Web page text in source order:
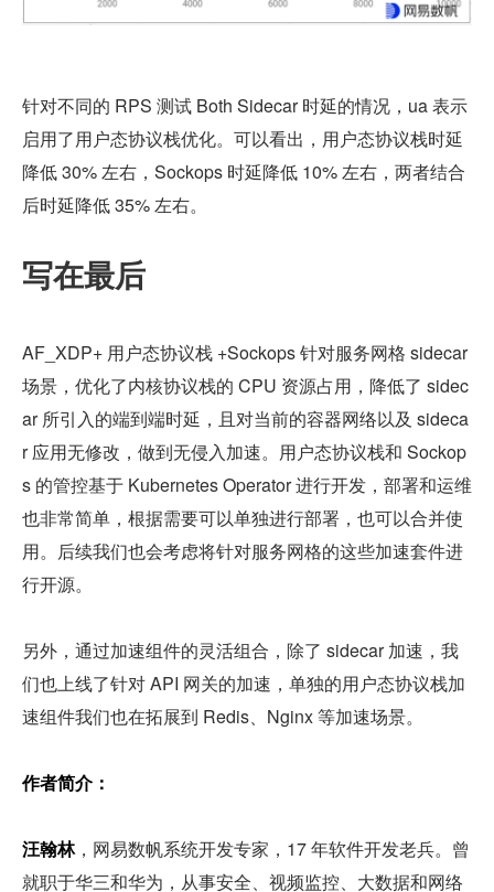
针对不同的 RPS 测试 Both Sidecar 时延的情况，ua 表示
启用了用户态协议栈优化。可以看出，用户态协议栈时延
降低 30% 左右，Sockops 时延降低 10% 左右，两者结合
后时延降低 35% 左右。
写在最后
AF_XDP+ 用户态协议栈 +Sockops 针对服务网格 sidecar
场景，优化了内核协议栈的 CPU 资源占用，降低了 sidec
ar 所引入的端到端时延，且对当前的容器网络以及 sideca
r 应用无修改，做到无侵入加速。用户态协议栈和 Sockop
s 的管控基于 Kubernetes Operator 进行开发，部署和运维
也非常简单，根据需要可以单独进行部署，也可以合并使
用。后续我们也会考虑将针对服务网格的这些加速套件进
行开源。
另外，通过加速组件的灵活组合，除了 sidecar 加速，我
们也上线了针对 API 网关的加速，单独的用户态协议栈加
速组件我们也在拓展到 Redis、Nginx 等加速场景。
作者简介：
汪翰林，网易数帆系统开发专家，17 年软件开发老兵。曾
就职于华三和华为，从事安全、视频监控、大数据和网络